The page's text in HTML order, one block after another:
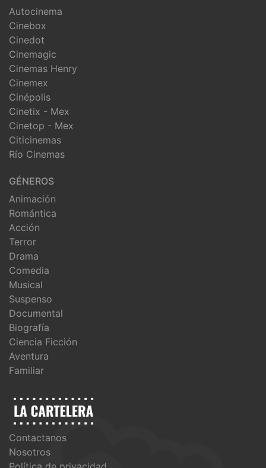
Autocinema
Cinebox
Cinedot
Cinemagic
Cinemas Henry
Cinemex
Cinépolis
Cinetix - Mex
Cinetop - Mex
Citicinemas
Río Cinemas
GÉNEROS
Animación
Romántica
Acción
Terror
Drama
Comedia
Musical
Suspenso
Documental
Biografía
Ciencia Ficción
Aventura
Familiar
Contactanos
Nosotros